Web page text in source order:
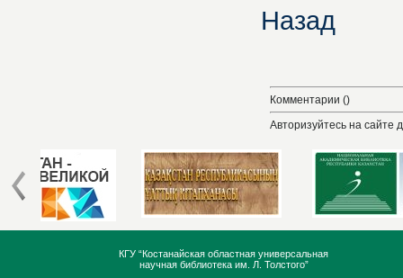
Назад
Комментарии ()
Авторизуйтесь на сайте
КГУ “Костанайская областная универсальная
научная библиотека им. Л. Толстого”